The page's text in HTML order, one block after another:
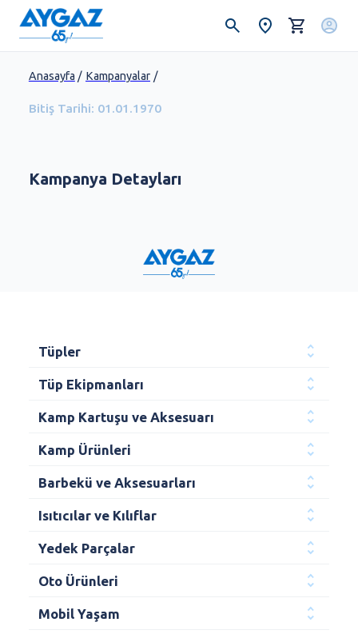
Anasayfa / Kampanyalar /
Bitiş Tarihi: 01.01.1970
Kampanya Detayları
Tüpler
Tüp Ekipmanları
Kamp Kartuşu ve Aksesuarı
Kamp Ürünleri
Barbekü ve Aksesuarları
Isıtıcılar ve Kılıflar
Yedek Parçalar
Oto Ürünleri
Mobil Yaşam